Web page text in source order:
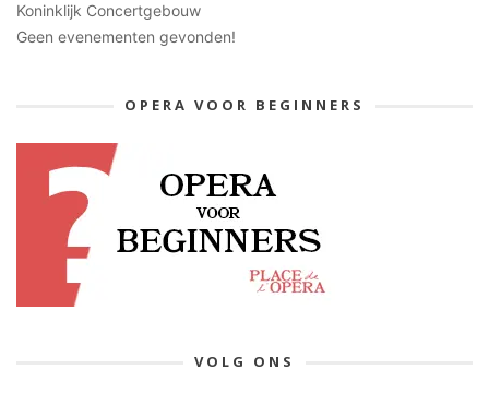
Koninklijk Concertgebouw
Geen evenementen gevonden!
OPERA VOOR BEGINNERS
VOLG ONS